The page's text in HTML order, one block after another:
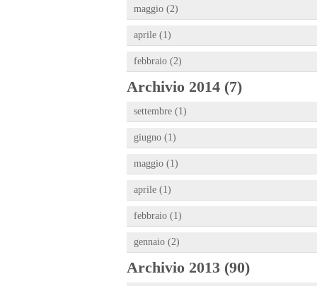
maggio (2)
aprile (1)
febbraio (2)
Archivio 2014 (7)
settembre (1)
giugno (1)
maggio (1)
aprile (1)
febbraio (1)
gennaio (2)
Archivio 2013 (90)